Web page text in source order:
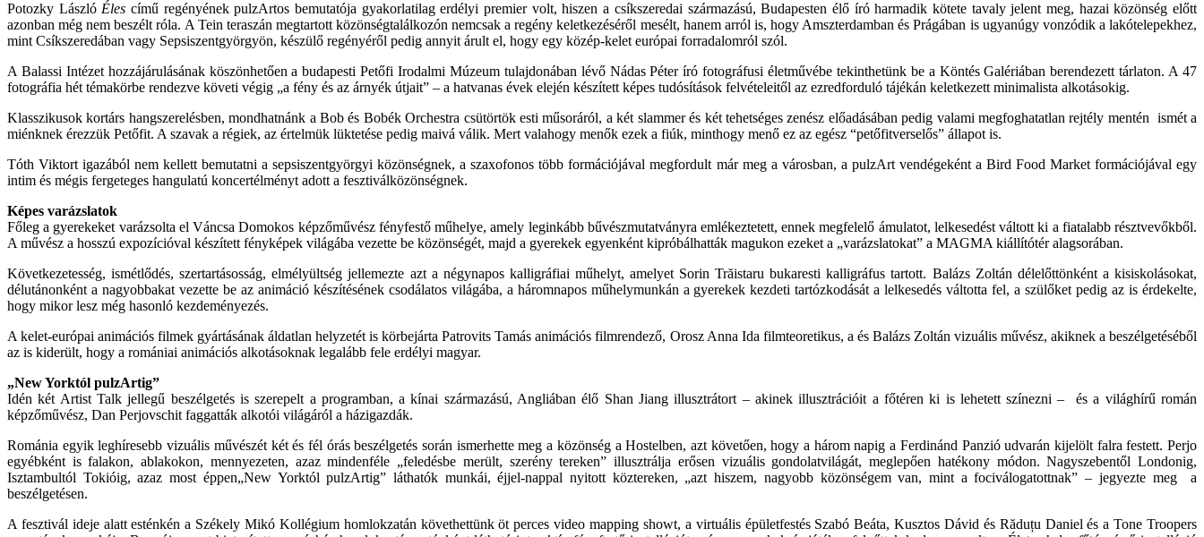
Potozky LászlóÉles című regényének pulzArtos bemutatója gyakorlatilag erdélyi premier volt, hiszen a csíkszeredai származású, Budapesten élő író harmadik kötete tavaly jelent meg, hazai közönség előtt
azonban még nem beszélt róla. A Tein teraszán megtartott közönségtalálkozón nemcsak a regény keletkezéséről mesélt, hanem arról is, hogy Amszterdamban és Prágában is ugyanúgy vonzódik a lakótelepekhez,
mint Csíkszeredában vagy Sepsiszentgyörgyön, készülő regényéről pedig annyit árult el, hogy egy közép-kelet európai forradalomról szól.
A Balassi Intézet hozzájárulásának köszönhetően a budapesti Petőfi Irodalmi Múzeum tulajdonában lévő Nádas Péter író fotográfusi életművébe tekinthetünk be a Köntés Galériában berendezett tárlaton. A 47
fotográfia hét témakörbe rendezve követi végig „a fény és az árnyék útjait” – a hatvanas évek elején készített képes tudósítások felvételeitől az ezredforduló tájékán keletkezett minimalista alkotásokig.
Klasszikusok kortárs hangszerelésben, mondhatnánk a Bob és Bobék Orchestra csütörtök esti műsoráról, a két slammer és két tehetséges zenész előadásában pedig valami megfoghatatlan rejtély mentén ismét a
miénknek érezzük Petőfit. A szavak a régiek, az értelmük lüktetése pedig maivá válik. Mert valahogy menők ezek a fiúk, minthogy menő ez az egész “petőfitverselős” állapot is.
Tóth Viktort igazából nem kellett bemutatni a sepsiszentgyörgyi közönségnek, a szaxofonos több formációjával megfordult már meg a városban, a pulzArt vendégeként a Bird Food Market formációjával egy
intim és mégis fergeteges hangulatú koncertélményt adott a fesztiválközönségnek.
Képes varázslatok
Főleg a gyerekeket varázsolta el Váncsa Domokos képzőművész fényfestő műhelye, amely leginkább bűvészmutatványra emlékeztetett, ennek megfelelő ámulatot, lelkesedést váltott ki a fiatalabb résztvevőkből.
A művész a hosszú expozícióval készített fényképek világába vezette be közönségét, majd a gyerekek egyenként kipróbálhatták magukon ezeket a „varázslatokat” a MAGMA kiállítótér alagsorában.
Következetesség, ismétlődés, szertartásosság, elmélyültség jellemezte azt a négynapos kalligráfiai műhelyt, amelyet Sorin Trăistaru bukaresti kalligráfus tartott. Balázs Zoltán délelőttönként a kisiskolásokat,
délutánonként a nagyobbakat vezette be az animáció készítésének csodálatos világába, a háromnapos műhelymunkán a gyerekek kezdeti tartózkodását a lelkesedés váltotta fel, a szülőket pedig az is érdekelte,
hogy mikor lesz még hasonló kezdeményezés.
A kelet-európai animációs filmek gyártásának áldatlan helyzetét is körbejárta Patrovits Tamás animációs filmrendező, Orosz Anna Ida filmteoretikus, a és Balázs Zoltán vizuális művész, akiknek a beszélgetéséből
az is kiderült, hogy a romániai animációs alkotásoknak legalább fele erdélyi magyar.
„New Yorktól pulzArtig”
Idén két Artist Talk jellegű beszélgetés is szerepelt a programban, a kínai származású, Angliában élő Shan Jiang illusztrátort – akinek illusztrációit a főtéren ki is lehetett színezni – és a világhírű román
képzőművész, Dan Perjovschit faggatták alkotói világáról a házigazdák.
Románia egyik leghíresebb vizuális művészét két és fél órás beszélgetés során ismerhette meg a közönség a Hostelben, azt követően, hogy a három napig a Ferdinánd Panzió udvarán kijelölt falra festett. Perjo
egyébként is falakon, ablakokon, mennyezeten, azaz mindenféle „feledésbe merült, szerény tereken” illusztrálja erősen vizuális gondolatvilágát, meglepően hatékony módon. Nagyszebentől Londonig,
Isztambultól Tokióig, azaz most éppen„New Yorktól pulzArtig” láthatók munkái, éjjel-nappal nyitott köztereken, „azt hiszem, nagyobb közönségem van, mint a fociválogatottnak” – jegyezte meg a
beszélgetésen.
A fesztivál ideje alatt esténkén a Székely Mikó Kollégium homlokzatán követhettünk öt perces video mapping showt, a virtuális épületfestés Szabó Beáta, Kusztos Dávid és Răduțu Daniel és a Tone Troopers